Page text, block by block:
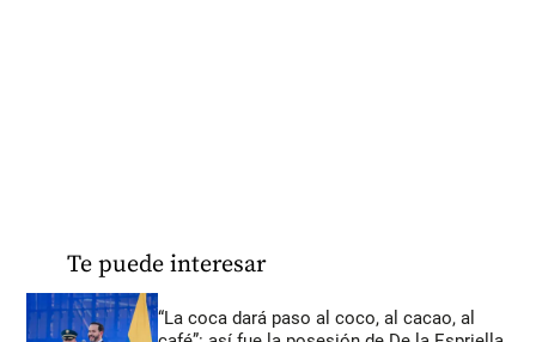
Te puede interesar
“La coca dará paso al coco, al cacao, al